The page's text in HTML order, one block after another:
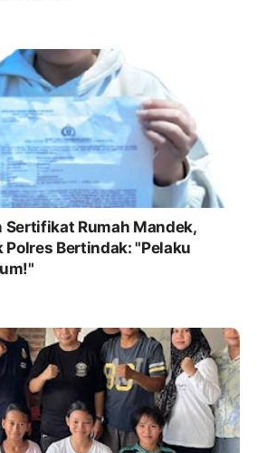
Sertifikat Rumah Mandek,
Polres Bertindak: "Pelaku